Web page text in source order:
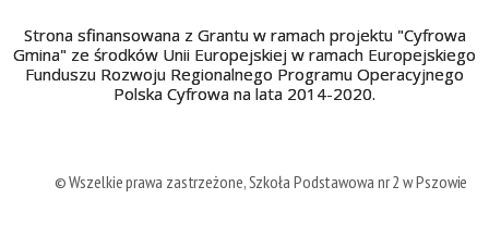
Strona sfinansowana z Grantu w ramach projektu "Cyfrowa
Gmina" ze środków Unii Europejskiej w ramach Europejskiego
Funduszu Rozwoju Regionalnego Programu Operacyjnego
Polska Cyfrowa na lata 2014-2020.
© Wszelkie prawa zastrzeżone, Szkoła Podstawowa nr 2 w Pszowie